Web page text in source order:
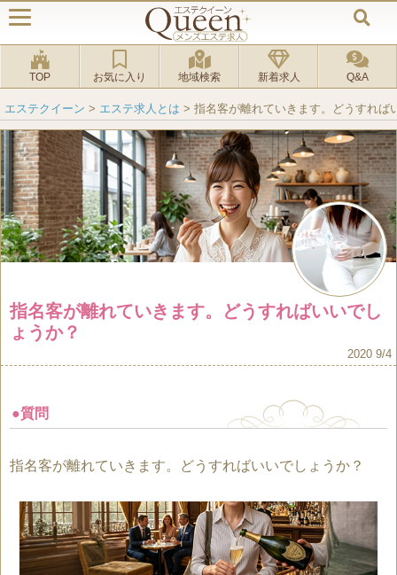
TOP お気に入り 地域検索 新着求人 Q&A
エステクイーン > エステ求人とは > 指名客が離れていきます。どうすれば
指名客が離れていきます。どうすればいいでし
ょうか？
2020 9/4
●質問
指名客が離れていきます。どうすればいいでしょうか？